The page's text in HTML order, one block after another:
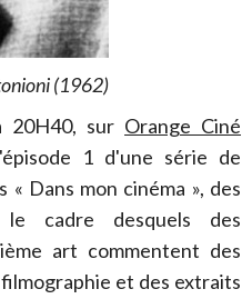
(1962)
20H40, sur Orange Ciné
1 d'une série de
Dans mon cinéma », des
le cadre desquels des
art commentent des
et des extraits